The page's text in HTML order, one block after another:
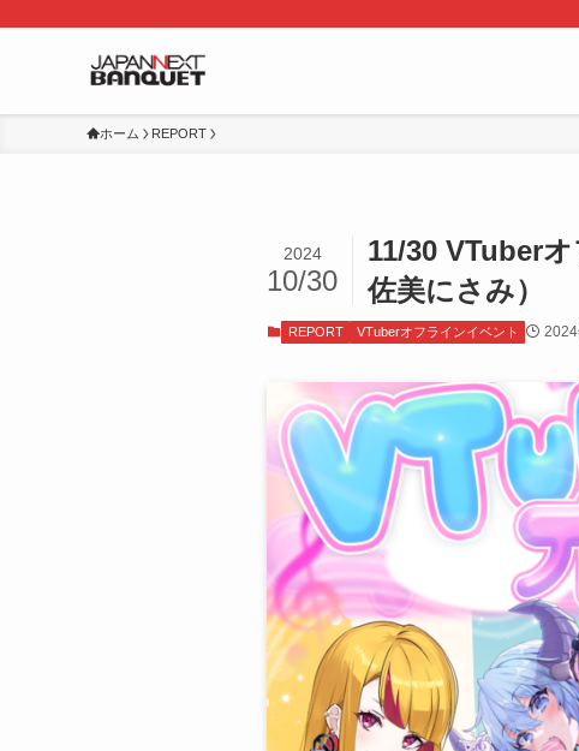
ホーム REPORT
11/30 VTuber
佐美にさみ）
2024
10/30
REPORT VTuberオフラインイベント